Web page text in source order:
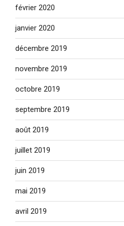
février 2020
janvier 2020
décembre 2019
novembre 2019
octobre 2019
septembre 2019
août 2019
juillet 2019
juin 2019
mai 2019
avril 2019